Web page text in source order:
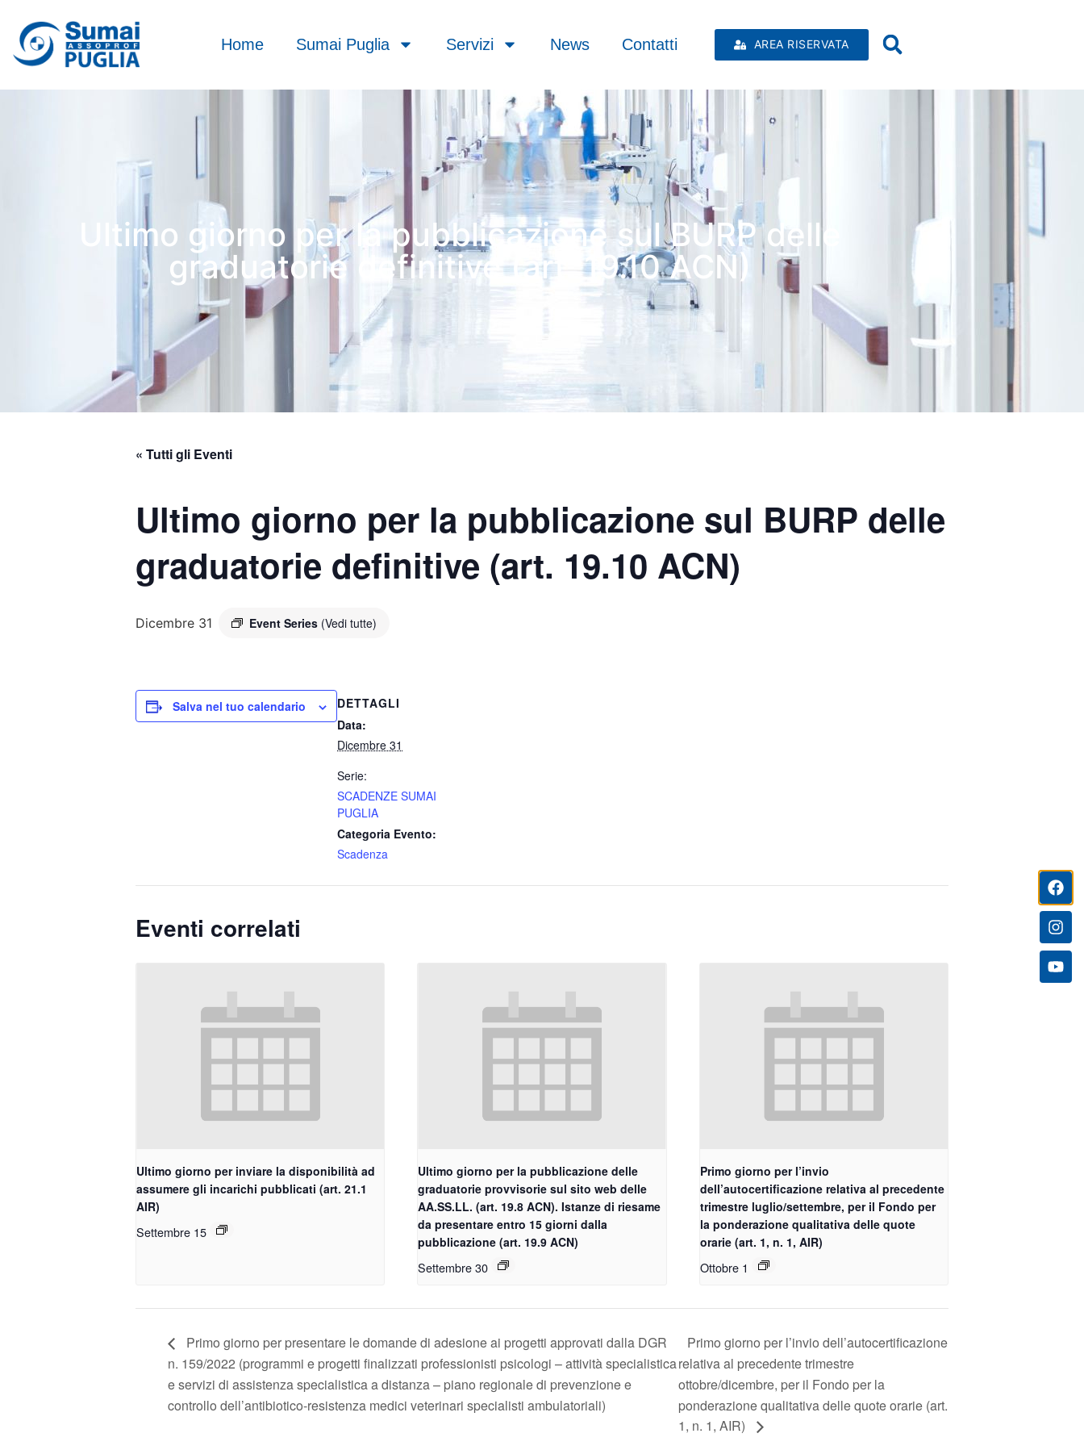
Home Sumai Puglia Servizi News Contatti AREA RISERVATA
Ultimo giorno per la pubblicazione sul BURP delle
graduatorie definitive (art. 19.10 ACN)
« Tutti gli Eventi
Ultimo giorno per la pubblicazione sul BURP delle
graduatorie definitive (art. 19.10 ACN)
Dicembre 31 Event Series (Vedi tutte)
Salva nel tuo calendario
DETTAGLI
Data:
Dicembre 31
Serie:
SCADENZE SUMAI
PUGLIA
Categoria Evento:
Scadenza
Eventi correlati
Ultimo giorno per inviare la disponibilità ad
assumere gli incarichi pubblicati (art. 21.1
AIR)
Settembre 15
Ultimo giorno per la pubblicazione delle
graduatorie provvisorie sul sito web delle
AA.SS.LL. (art. 19.8 ACN). Istanze di riesame
da presentare entro 15 giorni dalla
pubblicazione (art. 19.9 ACN)
Settembre 30
Primo giorno per l’invio
dell’autocertificazione relativa al precedente
trimestre luglio/settembre, per il Fondo per
la ponderazione qualitativa delle quote
orarie (art. 1, n. 1, AIR)
Ottobre 1
Primo giorno per presentare le domande di adesione ai progetti approvati dalla DGR
n. 159/2022 (programmi e progetti finalizzati professionisti psicologi – attività specialistica
e servizi di assistenza specialistica a distanza – piano regionale di prevenzione e
controllo dell’antibiotico-resistenza medici veterinari specialisti ambulatoriali)
Primo giorno per l’invio dell’autocertificazione
relativa al precedente trimestre
ottobre/dicembre, per il Fondo per la
ponderazione qualitativa delle quote orarie (art.
1, n. 1, AIR)